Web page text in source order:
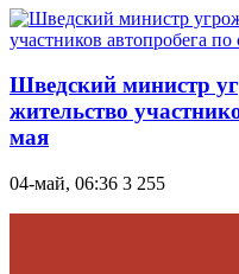
Шведский министр
жительство
мая
04-май, 06:36 3 255